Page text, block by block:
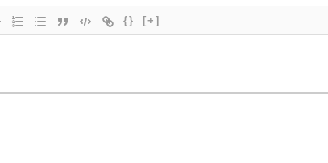
{} [+]